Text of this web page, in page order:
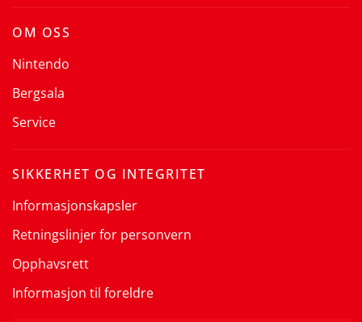
OM OSS
Nintendo
Bergsala
Service
SIKKERHET OG INTEGRITET
Informasjonskapsler
Retningslinjer for personvern
Opphavsrett
Informasjon til foreldre